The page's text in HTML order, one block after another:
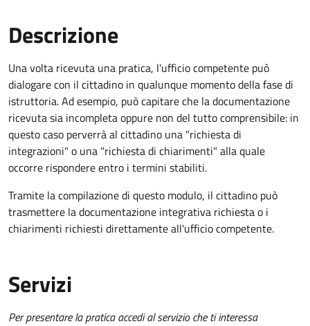
Descrizione
Una volta ricevuta una pratica, l'ufficio competente può
dialogare con il cittadino in qualunque momento della fase di
istruttoria. Ad esempio, può capitare che la documentazione
ricevuta sia incompleta oppure non del tutto comprensibile: in
questo caso perverrà al cittadino una "richiesta di
integrazioni" o una "richiesta di chiarimenti" alla quale
occorre rispondere entro i termini stabiliti.
Tramite la compilazione di questo modulo, il cittadino può
trasmettere la documentazione integrativa richiesta o i
chiarimenti richiesti direttamente all'ufficio competente.
Servizi
Per presentare la pratica accedi al servizio che ti interessa